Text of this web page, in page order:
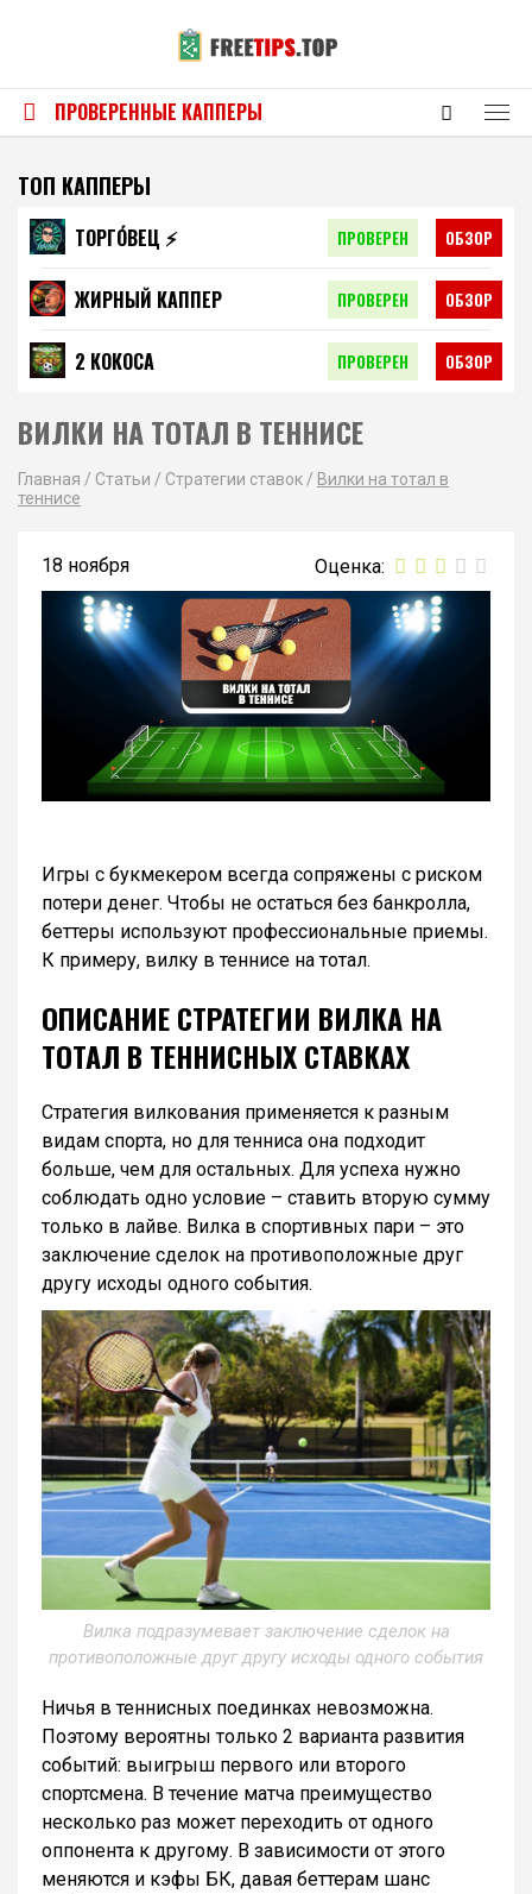
ПРОВЕРЕННЫЕ КАППЕРЫ
ТОП КАППЕРЫ
ТОРГО́ВЕЦ ⚡️ ПРОВЕРЕН ОБЗОР
ЖИРНЫЙ КАППЕР ПРОВЕРЕН ОБЗОР
2 КОКОСА ПРОВЕРЕН ОБЗОР
ВИЛКИ НА ТОТАЛ В ТЕННИСЕ
Главная / Статьи / Стратегии ставок / Вилки на тотал в
теннисе
18 ноября
Игры с букмекером всегда сопряжены с риском
потери денег. Чтобы не остаться без банкролла,
беттеры используют профессиональные приемы.
К примеру, вилку в теннисе на тотал.
ОПИСАНИЕ СТРАТЕГИИ ВИЛКА НА
ТОТАЛ В ТЕННИСНЫХ СТАВКАХ
Стратегия вилкования применяется к разным
видам спорта, но для тенниса она подходит
больше, чем для остальных. Для успеха нужно
соблюдать одно условие – ставить вторую сумму
только в лайве. Вилка в спортивных пари – это
заключение сделок на противоположные друг
другу исходы одного события.
Вилка подразумевает заключение сделок на
противоположные друг другу исходы одного события
Ничья в теннисных поединках невозможна.
Поэтому вероятны только 2 варианта развития
событий: выигрыш первого или второго
спортсмена. В течение матча преимущество
несколько раз может переходить от одного
оппонента к другому. В зависимости от этого
меняются и кэфы БК, давая беттерам шанс